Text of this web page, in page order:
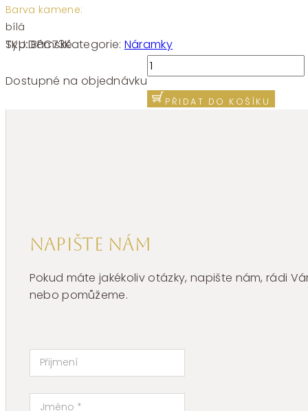
Barva kamene:
bílá
SKU:BPC73Kategorie: Náramky
Typ:Dámské
Dostupné na objednávku
Náramek
Brosway
PERFECT
BPC73
PŘIDAT DO KOŠÍKU
Napište nám
Pokud máte jakékoliv otázky, napište nám, rádi
nebo pomůžeme.